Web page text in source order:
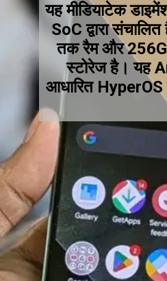
यह मीडियाटेक
SoC द्वारा
तक रैम और
स्टोरेज है। यह
आधारित